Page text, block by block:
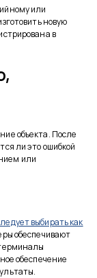
или
новую
в
объекта. После
ли это ошибкой
или
выбирать как
обеспечивают
обеспечение